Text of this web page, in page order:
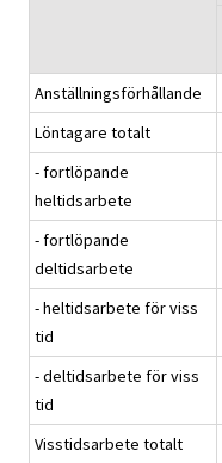
Anställningsförhållande
Löntagare totalt
- fortlöpande
heltidsarbete
- fortlöpande
deltidsarbete
- heltidsarbete för viss
tid
- deltidsarbete för viss
tid
Visstidsarbete totalt